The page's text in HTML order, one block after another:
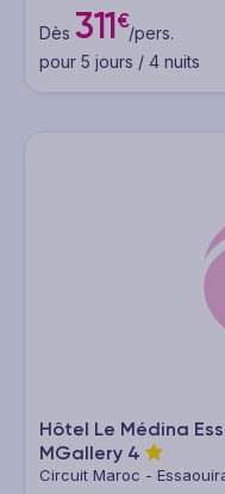
Dès 311€/pers.
pour 5 jours / 4 nuits
Hôtel Le Médina
MGallery 4
Circuit Maroc -